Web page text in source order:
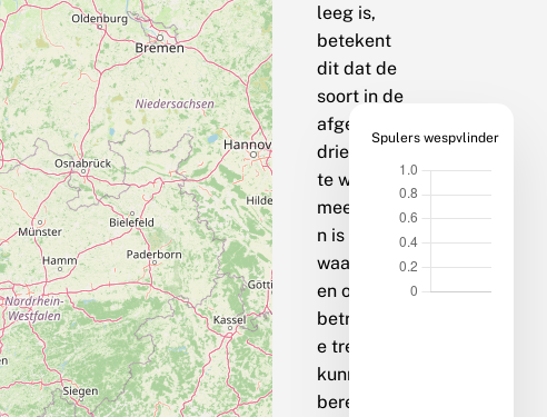
leeg is,
betekent
dit dat de
soort in de
afgelopen
drie jaar op
te weinig
meetpunte
n is
waargenom
en om een
betrouwbar
e trend te
kunnen
berekenen.
Spulers wespvlinder